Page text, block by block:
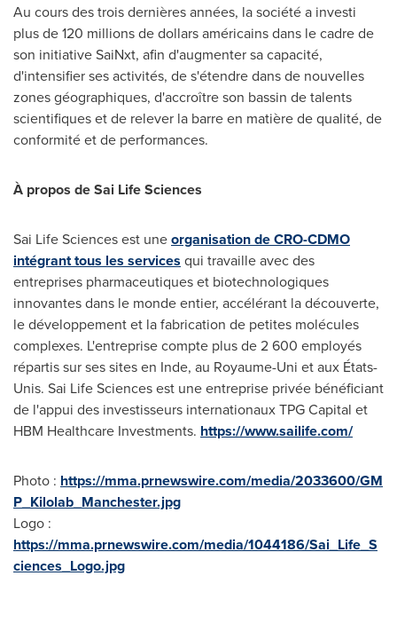
Au cours des trois dernières années, la société a investi
plus de 120 millions de dollars américains dans le cadre de
son initiative SaiNxt, afin d'augmenter sa capacité,
d'intensifier ses activités, de s'étendre dans de nouvelles
zones géographiques, d'accroître son bassin de talents
scientifiques et de relever la barre en matière de qualité, de
conformité et de performances.
À propos de Sai Life Sciences
Sai Life Sciences est uneorganisation de CRO-CDMO
intégrant tous les services qui travaille avec des
entreprises pharmaceutiques et biotechnologiques
innovantes dans le monde entier, accélérant la découverte,
le développement et la fabrication de petites molécules
complexes. L'entreprise compte plus de 2 600 employés
répartis sur ses sites en Inde, au Royaume-Uni et aux États-
Unis. Sai Life Sciences est une entreprise privée bénéficiant
de l'appui des investisseurs internationaux TPG Capital et
HBM Healthcare Investments. https://www.sailife.com/
Photo : https://mma.prnewswire.com/media/2033600/GM
P_Kilolab_Manchester.jpg
Logo :
https://mma.prnewswire.com/media/1044186/Sai_Life_S
ciences_Logo.jpg